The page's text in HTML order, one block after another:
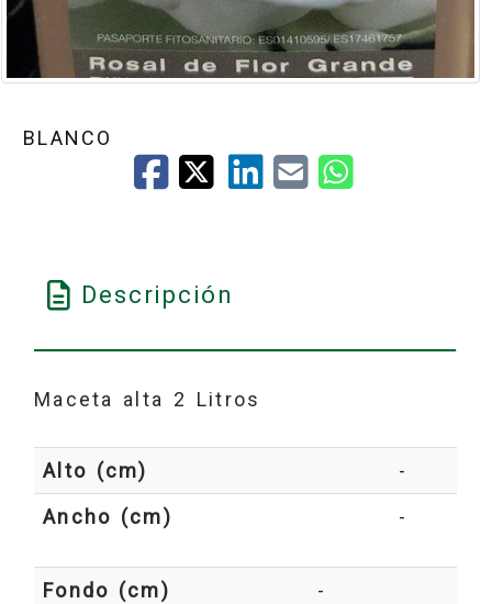
BLANCO
Descripción
Maceta alta 2 Litros
Alto (cm)
-
Ancho (cm)
-
Fondo (cm)
-